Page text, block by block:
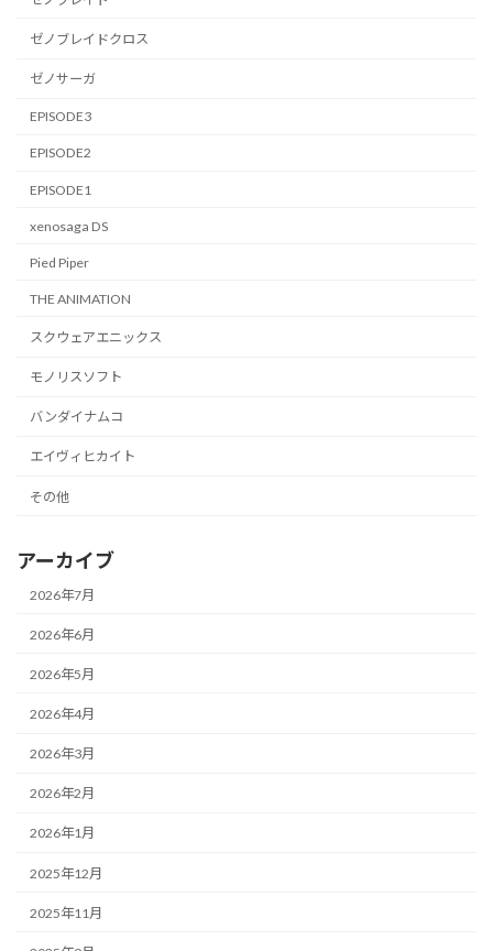
ゼノブレイドクロス
ゼノサーガ
EPISODE3
EPISODE2
EPISODE1
xenosaga DS
Pied Piper
THE ANIMATION
スクウェアエニックス
モノリスソフト
バンダイナムコ
エイヴィヒカイト
その他
アーカイブ
2026年7月
2026年6月
2026年5月
2026年4月
2026年3月
2026年2月
2026年1月
2025年12月
2025年11月